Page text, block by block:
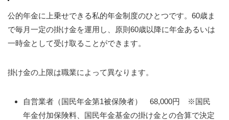
公的年金に上乗せできる私的年金制度のひとつです。60歳ま
で毎月一定の掛け金を運用し、原則60歳以降に年金あるいは
一時金として受け取ることができます。
掛け金の上限は職業によって異なります。
自営業者（国民年金第1被保険者） 68,000円 ※国民
年金付加保険料、国民年金基金の掛け金との合算で決定